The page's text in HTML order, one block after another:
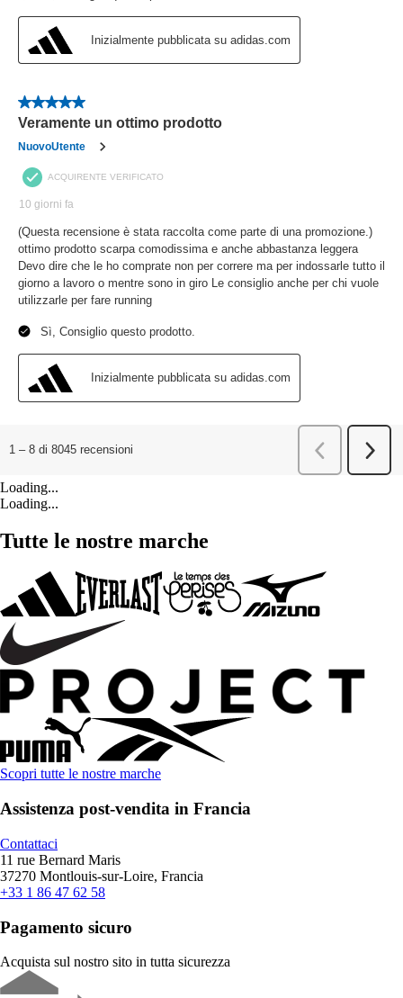
Loading...
Loading...
Tutte le nostre marche
Scopri tutte le nostre marche
Assistenza post-vendita in Francia
Contattaci
11 rue Bernard Maris
37270 Montlouis-sur-Loire, Francia
+33 1 86 47 62 58
Pagamento sicuro
Acquista sul nostro sito in tutta sicurezza